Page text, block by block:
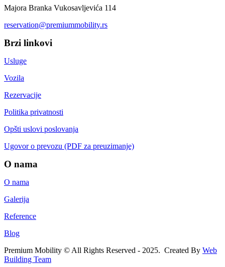
Majora Branka Vukosavljevića 114
reservation@premiummobility.rs
Brzi linkovi
Usluge
Vozila
Rezervacije
Politika privatnosti
Opšti uslovi poslovanja
Ugovor o prevozu (PDF za preuzimanje)
O nama
O nama
Galerija
Reference
Blog
Premium Mobility © All Rights Reserved - 2025. Created By Web
Building Team